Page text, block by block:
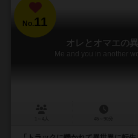
No.11
オレとオマエの
Me and you in another